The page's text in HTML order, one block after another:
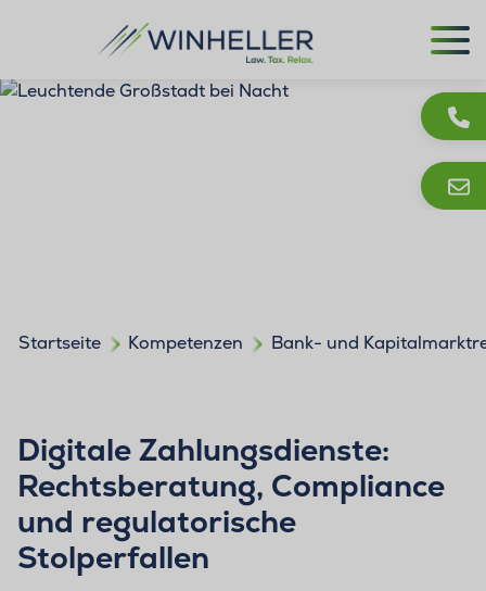
Startseite Kompetenzen Bank- und
Digitale Zahlungsdienste:
Rechtsberatung, Compliance
und regulatorische
Stolperfallen